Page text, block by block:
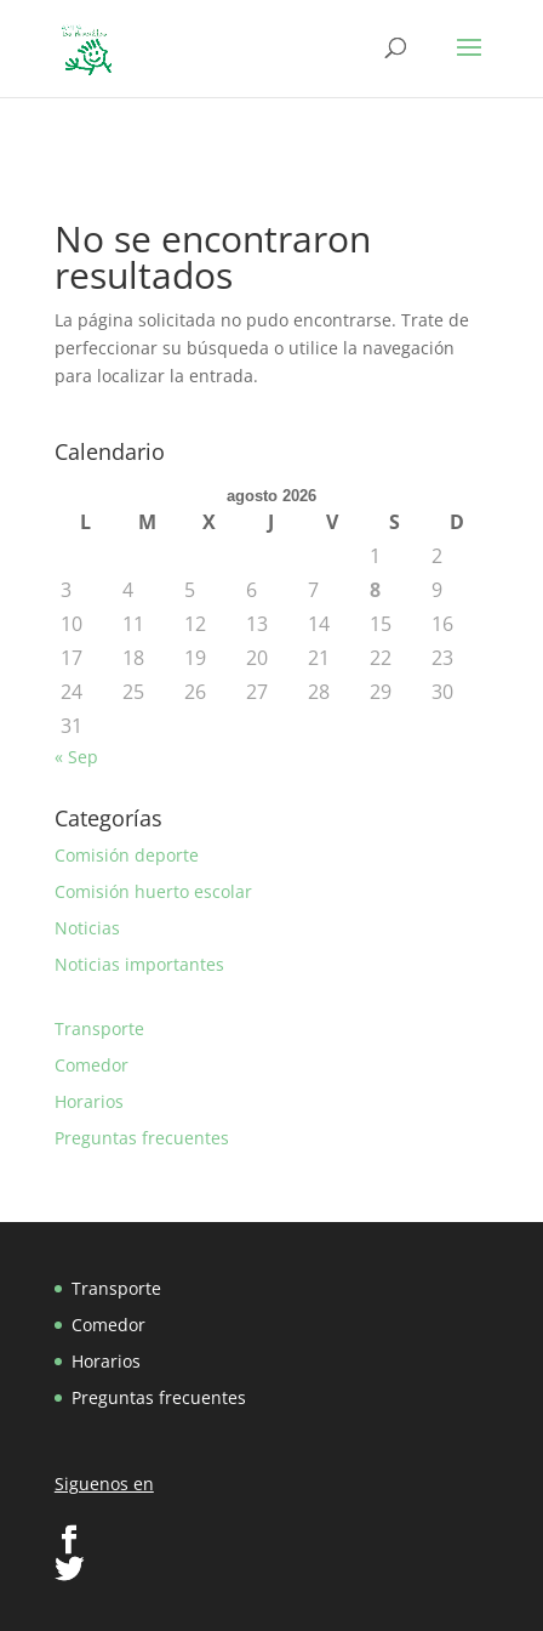
No se encontraron
resultados
La página solicitada no pudo encontrarse. Trate de
perfeccionar su búsqueda o utilice la navegación
para localizar la entrada.
Calendario
agosto 2026
L M X J V S
D
1
2
3
4 5 6 7 8
9
10
11 12 13 14 15
16
17
18 19 20 21 22
23
24
25 26 27 28 29
30
31
« Sep
Categorías
Comisión deporte
Comisión huerto escolar
Noticias
Noticias importantes
Transporte
Comedor
Horarios
Preguntas frecuentes
Transporte
Comedor
Horarios
Preguntas frecuentes
Siguenos en